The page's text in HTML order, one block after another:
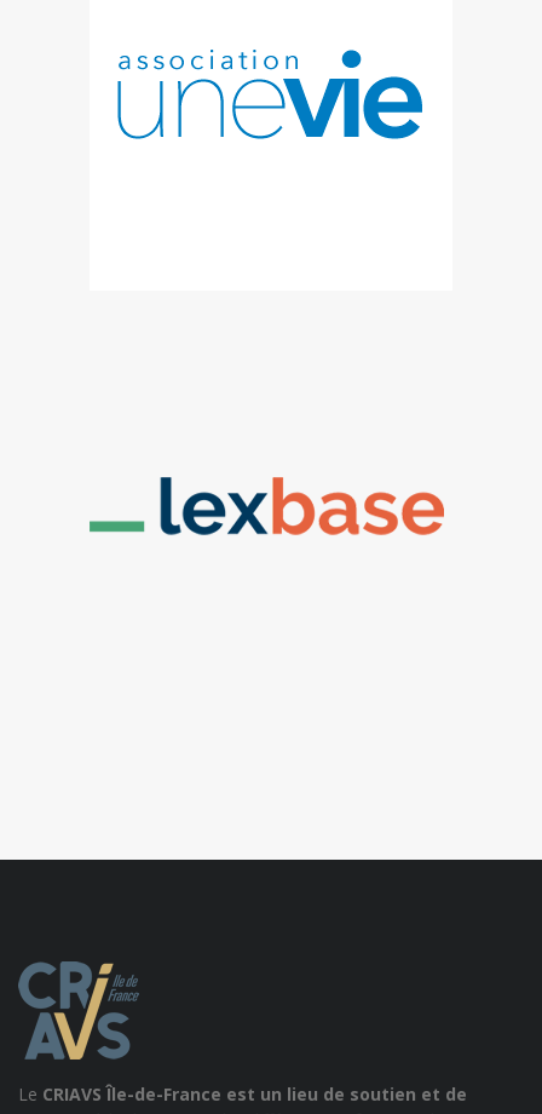
Le CRIAVS Île-de-France est un lieu de soutien et de